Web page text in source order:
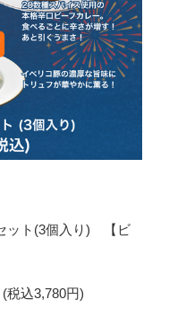
ット(3個入り) 【ビ
込3,780円)